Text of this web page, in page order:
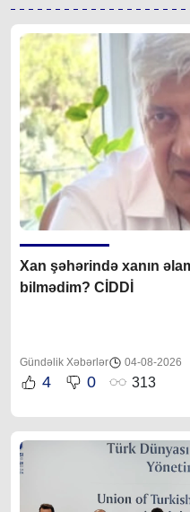
Xan şəhərində xanın
bilmədim? CİDDİ
Gündəlik Xəbərlər 04-08-2026
4 0 313